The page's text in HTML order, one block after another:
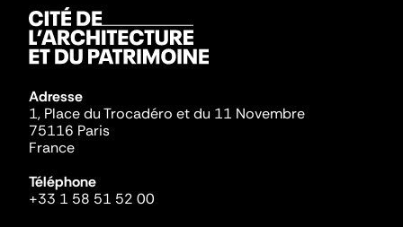
Adresse
1, Place du Trocadéro et du 11 Novembre
75116 Paris
France
Téléphone
+33 1 58 51 52 00